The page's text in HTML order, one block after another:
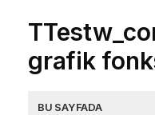
grafik
BU SAYFADA